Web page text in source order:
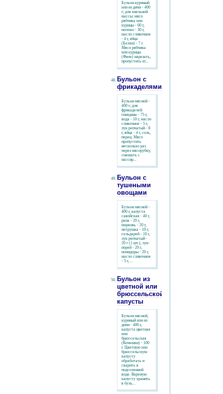
Бульон куриный
или из дичи - 400
г; для кнельной
массы: мясо
рябчика или
курицы - 60 г,
молоко - 30 г,
масло сливочное
- 4 г, яйца
(Белки) - 7 г.
Мясо рябчика
или курицы
(Филе) нарезать,
пропустить ег...
Бульон с
фрикаделями
Бульон мясной -
400 г; для
фрикаделей:
говядина - 75 г,
вода - 10 г, масло
сливочное - 5 г,
лук репчатый - 8
г, яйца - 4 г, соль,
перец. Мясо
пропустить
несколько раз
через мясорубку,
смешать с
пассир...
Бульон с
тушеными
овощами
Бульон мясной -
400 г, капуста
савойская - 40 г,
репа - 20 г,
морковь - 20 г,
петрушка - 10 г,
сельдерей - 10 г,
лук репчатый -
20 г (1 шт.), лук-
порей - 20 г,
помидоры - 20 г,
масло сливочное
- 5 г, ...
Бульон из
цветной или
брюссельской
капусты
Бульон мясной,
куриный или из
дичи - 400 г,
капуста цветная
или
брюссельская
(Кочешки) - 100
г. Цветную или
брюссельскую
капусту
обработать и
сварить в
подсоленной
воде. Вареную
капусту хранить
в буль...